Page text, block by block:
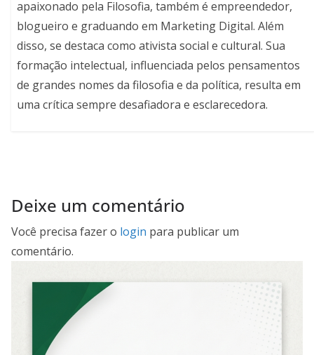
apaixonado pela Filosofia, também é empreendedor,
blogueiro e graduando em Marketing Digital. Além
disso, se destaca como ativista social e cultural. Sua
formação intelectual, influenciada pelos pensamentos
de grandes nomes da filosofia e da política, resulta em
uma crítica sempre desafiadora e esclarecedora.
Deixe um comentário
Você precisa fazer o login para publicar um
comentário.